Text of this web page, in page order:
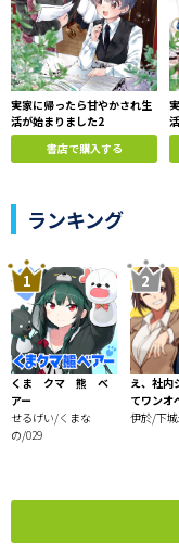
実家に帰ったら甘やかされ生
活が始まりました2
書店で購入する
ランキング
くま クマ 熊 ベ
アー
せるげい/くまな
の/029
え、社内
てワンオ
私を解雇
伊於/下